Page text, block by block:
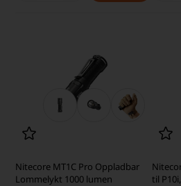
Nitecore MT1C Pro Oppladbar
Lommelykt 1000 lumen
til